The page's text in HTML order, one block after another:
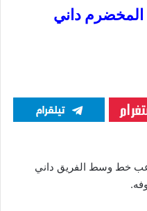
المخضرم داني
خط وسط الفريق داني